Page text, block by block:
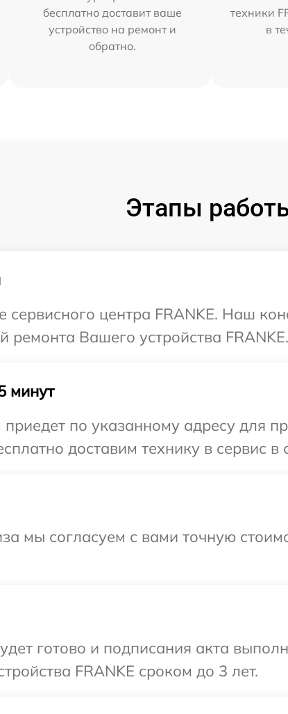
бесплатно доставит ваше
устройство на ремонт и
обратно.
техники
в
Этапы
сервисного центра FRANKE. Наш
ремонта Вашего устройства FRANKE.
минут
по указанному адресу для
доставим технику в сервис в
мы согласуем с вами точную
готово и подписания акта
FRANKE сроком до 3 лет.